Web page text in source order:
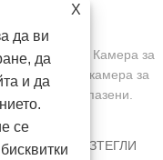
Co., Ltd. Камера за
сух шкаф, камера за
права запазени.
НОВИНИ ИЗТЕГЛИ
X
да ви
да
и да
се